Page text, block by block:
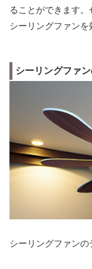
ることができます。
シーリングファンを
シーリングファ
シーリングファン